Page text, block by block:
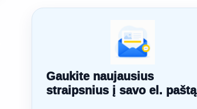
Gaukite naujausius
straipsnius į savo el. paštą